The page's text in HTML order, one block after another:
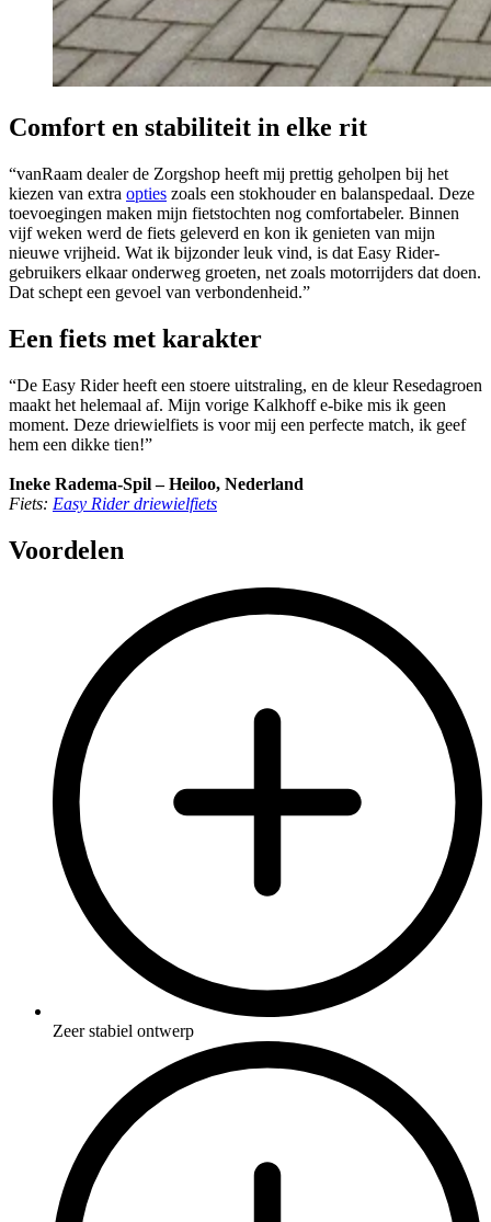
Comfort en stabiliteit in elke rit
“vanRaam dealer de Zorgshop heeft mij prettig geholpen bij het
kiezen van extra opties zoals een stokhouder en balanspedaal. Deze
toevoegingen maken mijn fietstochten nog comfortabeler. Binnen
vijf weken werd de fiets geleverd en kon ik genieten van mijn
nieuwe vrijheid. Wat ik bijzonder leuk vind, is dat Easy Rider-
gebruikers elkaar onderweg groeten, net zoals motorrijders dat doen.
Dat schept een gevoel van verbondenheid.”
Een fiets met karakter
“De Easy Rider heeft een stoere uitstraling, en de kleur Resedagroen
maakt het helemaal af. Mijn vorige Kalkhoff e-bike mis ik geen
moment. Deze driewielfiets is voor mij een perfecte match, ik geef
hem een dikke tien!”
Ineke Radema-Spil – Heiloo, Nederland
Fiets: Easy Rider driewielfiets
Voordelen
Zeer stabiel ontwerp